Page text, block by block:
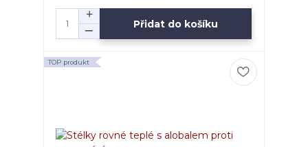
Přidat do košíku
TOP produkt